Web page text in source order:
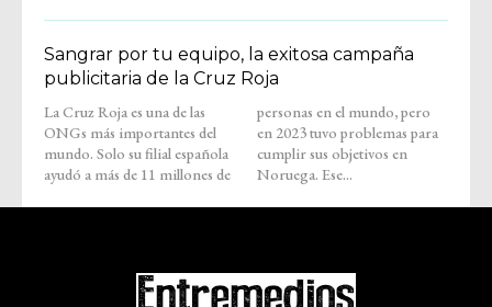
Sangrar por tu equipo, la exitosa campaña
publicitaria de la Cruz Roja
La Cruz Roja es una de las
ONGs más importantes del
mundo. Solo su filial española
ayudó a más de 11 millones de
personas en el mundo, pero
en 2023 tuvo problemas para
cumplir sus objetivos en
Noruega. Ese...